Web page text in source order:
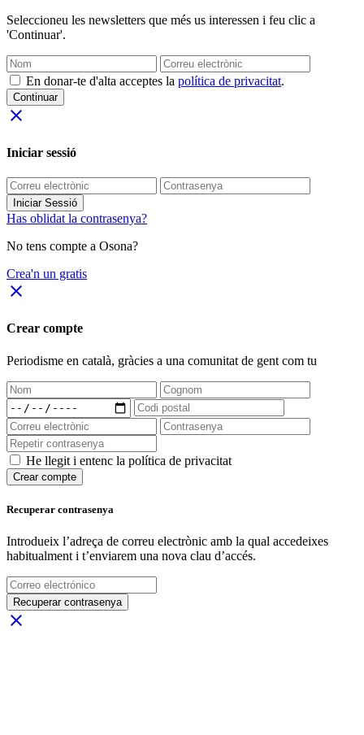
Seleccioneu les newsletters que més us interessen i feu clic a
'Continuar'.
En donar-te d'alta acceptes la política de privacitat.
Continuar
close
Iniciar sessió
Iniciar Sessió
Has oblidat la contrasenya?
No tens compte a Osona?
Crea'n un gratis
close
Crear compte
Periodisme en català, gràcies a una comunitat de gent com tu
He llegit i entenc la política de privacitat
Crear compte
Recuperar contrasenya
Introdueix l’adreça de correu electrònic amb la qual accedeixes
habitualment i t’enviarem una nova clau d’accés.
Recuperar contrasenya
close